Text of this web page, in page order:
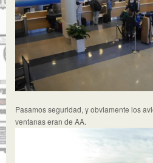
Pasamos seguridad, y obviamente los
ventanas eran de AA.